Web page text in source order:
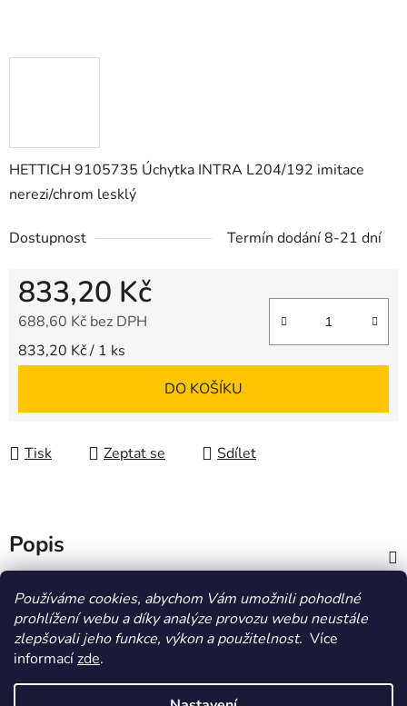
Používáme cookies, abychom Vám umožnili pohodlné
prohlížení webu a díky analýze provozu webu neustále
zlepšovali jeho funkce, výkon a použitelnost. Více
informacízde.
HETTICH 9105735 Úchytka INTRA L204/192 imitace
nerezi/chrom lesklý
Dostupnost Termín dodání 8-21 dní
833,20 Kč
688,60 Kč bez DPH
Měrná cena:
833,20 Kč / 1 ks
DO KOŠÍKU
Tisk Zeptat se Sdílet
Popis
Diskuze
HOMOLA-shop.cz ZDE NAJDETE VÝDEJNÍ MÍSTO